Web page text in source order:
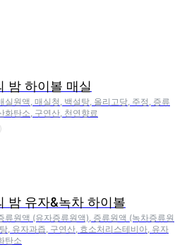
밤 하이볼 매실
실원액, 매실청, 백설탕, 올리고당, 주정, 증류
화탄소, 구연산, 천연향료
밤 유자&녹차 하이볼
류원액 (유자증류원액), 증류원액 (녹차증류원
, 유자과즙, 구연산, 효소처리스테비아, 유자
탄소